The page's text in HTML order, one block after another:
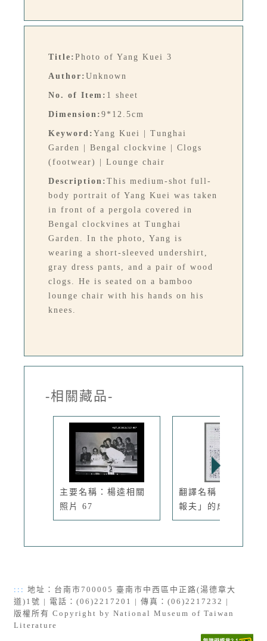
Title: Photo of Yang Kuei 3
Author: Unknown
No. of Item: 1 sheet
Dimension: 9*12.5cm
Keyword: Yang Kuei | Tunghai
Garden | Bengal clockvine | Clogs
(footwear) | Lounge chair
Description: This medium-shot full-
body portrait of Yang Kuei was taken
in front of a pergola covered in
Bengal clockvines at Tunghai
Garden. In the photo, Yang is
wearing a short-sleeved undershirt,
gray dress pants, and a pair of wood
clogs. He is seated on a bamboo
lounge chair with his hands on his
knees.
-相關藏品-
主要名稱：楊逵相關
照片 67
翻譯名稱：楊逵「送
報夫」的成...
::: 地址：台南市700005 臺南市中西區中正路(湯德章大
道)1號 | 電話：(06)2217201 | 傳真：(06)2217232 |
版權所有 Copyright by National Museum of Taiwan
Literature